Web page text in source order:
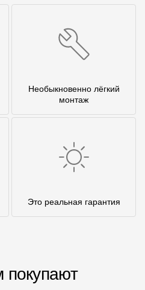
Необыкновенно лёгкий
монтаж
Это реальная гарантия
покупают